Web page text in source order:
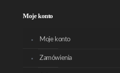
Moje konto
Moje konto
Zamówienia